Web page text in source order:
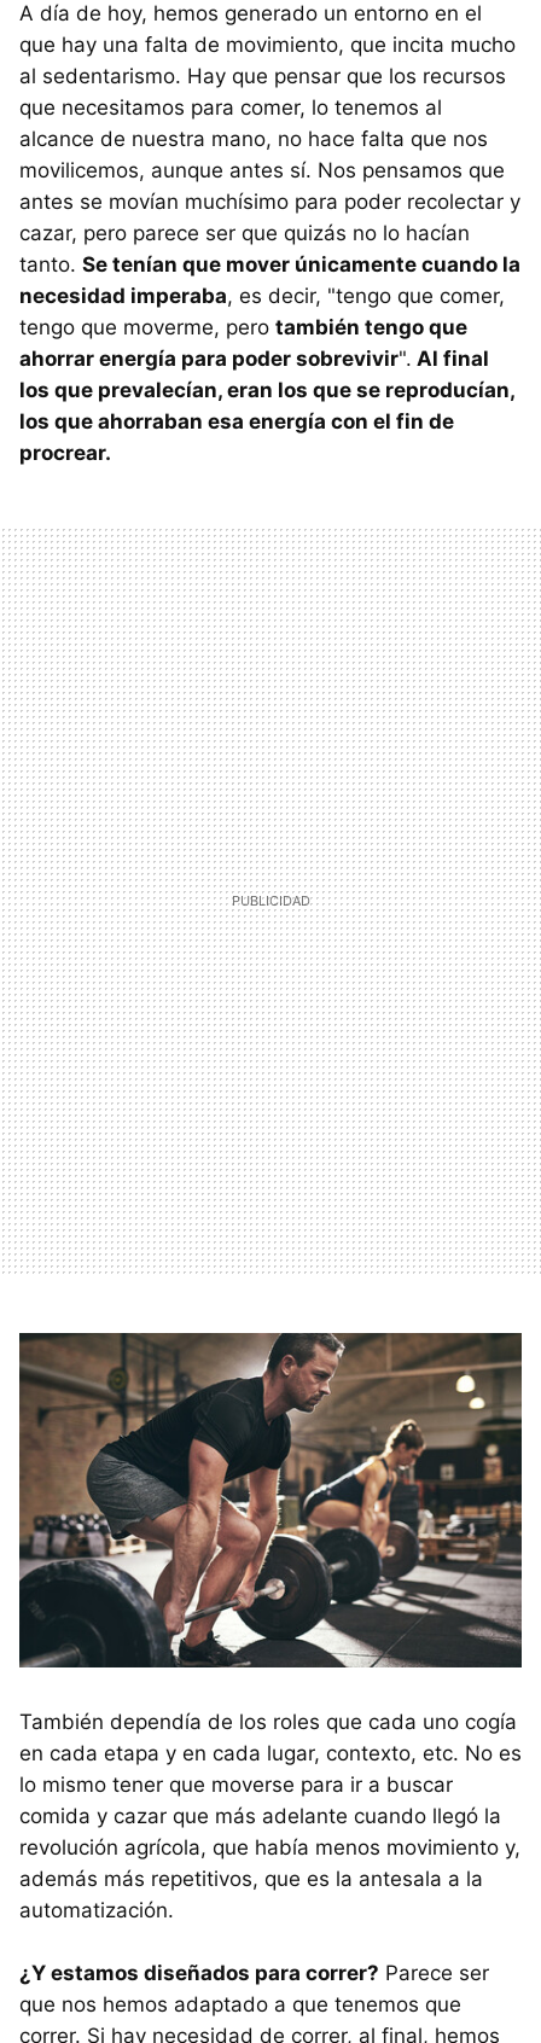
A día de hoy, hemos generado un entorno en el
que hay una falta de movimiento, que incita mucho
al sedentarismo. Hay que pensar que los recursos
que necesitamos para comer, lo tenemos al
alcance de nuestra mano, no hace falta que nos
movilicemos, aunque antes sí. Nos pensamos que
antes se movían muchísimo para poder recolectar y
cazar, pero parece ser que quizás no lo hacían
tanto. Se tenían que mover únicamente cuando la
necesidad imperaba, es decir, "tengo que comer,
tengo que moverme, pero también tengo que
ahorrar energía para poder sobrevivir". Al final
los que prevalecían, eran los que se reproducían,
los que ahorraban esa energía con el fin de
procrear.
También dependía de los roles que cada uno cogía
en cada etapa y en cada lugar, contexto, etc. No es
lo mismo tener que moverse para ir a buscar
comida y cazar que más adelante cuando llegó la
revolución agrícola, que había menos movimiento y,
además más repetitivos, que es la antesala a la
automatización.
¿Y estamos diseñados para correr? Parece ser
que nos hemos adaptado a que tenemos que
correr. Si hay necesidad de correr, al final, hemos